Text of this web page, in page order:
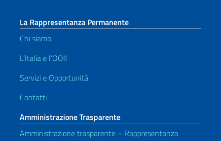
La Rappresentanza Permanente
Chi siamo
L’Italia e l’OOII
Servizi e Opportunità
Contatti
Amministrazione Trasparente
Amministrazione trasparente – Rappresentanza